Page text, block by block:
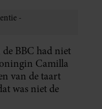
BBC had niet
Camilla
van de taart
was niet de